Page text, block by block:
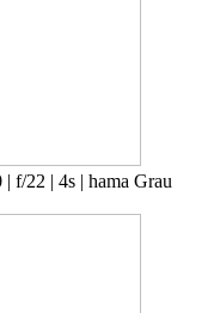
f/22 | 4s | hama Grau